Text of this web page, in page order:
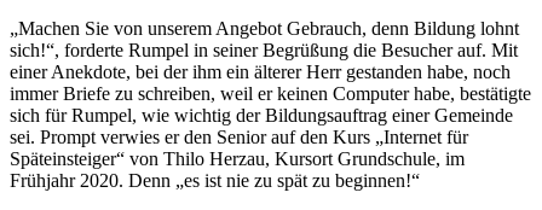
„Machen Sie von unserem Angebot Gebrauch, denn Bildung lohnt
sich!“, forderte Rumpel in seiner Begrüßung die Besucher auf. Mit
einer Anekdote, bei der ihm ein älterer Herr gestanden habe, noch
immer Briefe zu schreiben, weil er keinen Computer habe, bestätigte
sich für Rumpel, wie wichtig der Bildungsauftrag einer Gemeinde
sei. Prompt verwies er den Senior auf den Kurs „Internet für
Späteinsteiger“ von Thilo Herzau, Kursort Grundschule, im
Frühjahr 2020. Denn „es ist nie zu spät zu beginnen!“